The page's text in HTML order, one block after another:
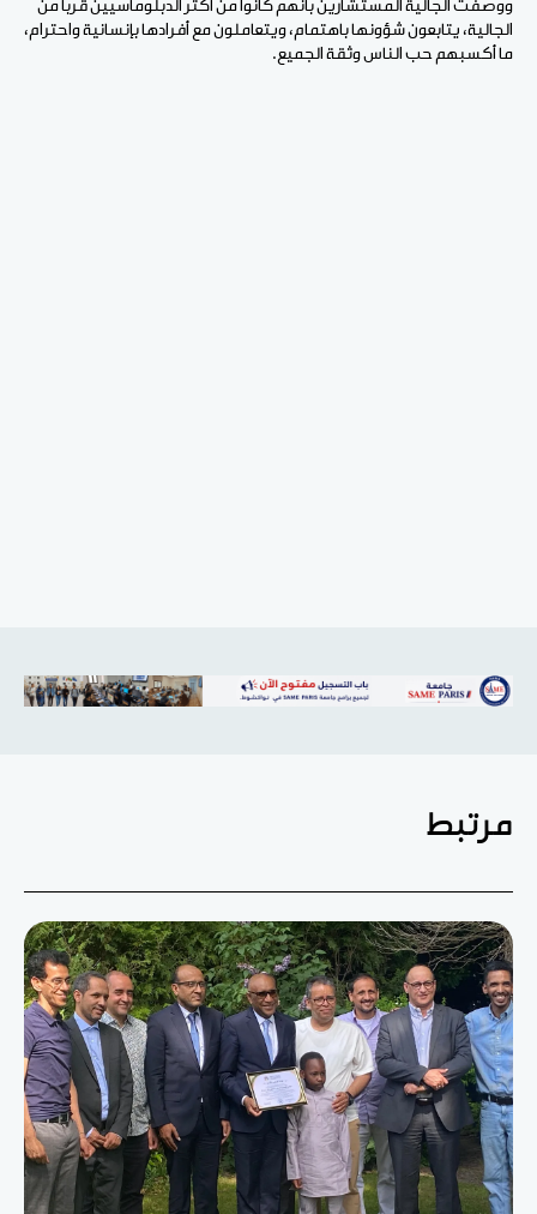
ووصفت الجالية المستشارين بأنهم كانوا من أكثر الدبلوماسيين قرباً من
الجالية، يتابعون شؤونها باهتمام، ويتعاملون مع أفرادها بإنسانية واحترام،
ما أكسبهم حب الناس وثقة الجميع.
مرتبط